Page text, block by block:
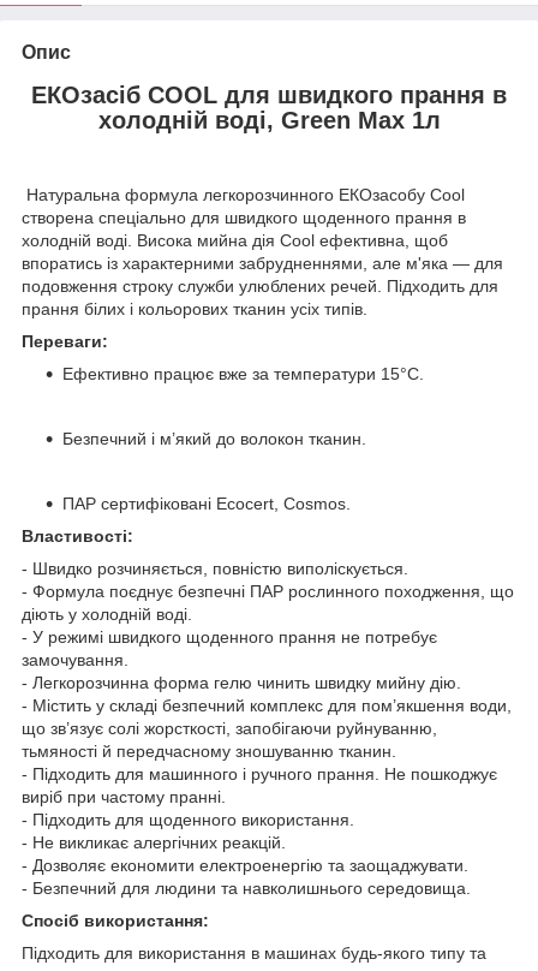
Опис
EКОзасіб COOL для швидкого прання в
холодній воді, Green Max 1л
Натуральна формула легкорозчинного ЕКОзасобу Cool
створена спеціально для швидкого щоденного прання в
холодній воді. Висока мийна дія Cool ефективна, щоб
впоратись із характерними забрудненнями, але м'яка — для
подовження строку служби улюблених речей. Підходить для
прання білих і кольорових тканин усіх типів.
Переваги:
Ефективно працює вже за температури 15°С.
Безпечний і м’який до волокон тканин.
ПАР сертифіковані Ecocert, Cosmos.
Властивості:
- Швидко розчиняється, повністю виполіскується.
- Формула поєднує безпечні ПАР рослинного походження, що
діють у холодній воді.
- У режимі швидкого щоденного прання не потребує
замочування.
- Легкорозчинна форма гелю чинить швидку мийну дію.
- Містить у складі безпечний комплекс для пом’якшення води,
що зв’язує солі жорсткості, запобігаючи руйнуванню,
тьмяності й передчасному зношуванню тканин.
- Підходить для машинного і ручного прання. Не пошкоджує
виріб при частому пранні.
- Підходить для щоденного використання.
- Не викликає алергічних реакцій.
- Дозволяє економити електроенергію та заощаджувати.
- Безпечний для людини та навколишнього середовища.
Спосіб використання:
Підходить для використання в машинах будь-якого типу та